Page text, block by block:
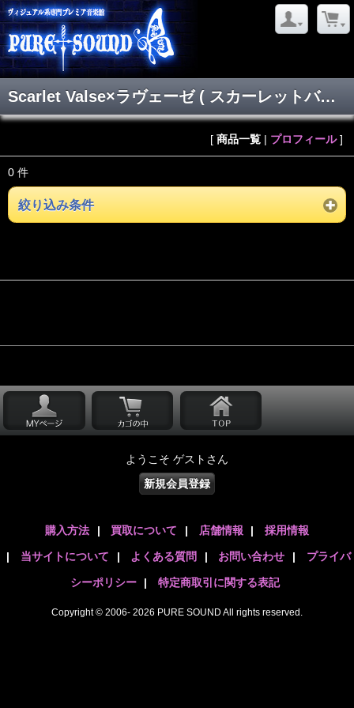
Scarlet Valse×ラヴェーゼ ( スカーレットバルスラヴェーゼ )
[ 商品一覧 | プロフィール]
0 件
絞り込み条件
ようこそ ゲストさん
新規会員登録
購入方法 | 買取について | 店舗情報 | 採用情報
| 当サイトについて | よくある質問 | お問い合わせ | プライバ
シーポリシー | 特定商取引に関する表記
Copyright © 2006- 2026 PURE SOUND All rights reserved.